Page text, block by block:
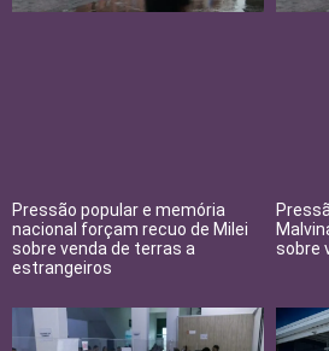
Pressão popular e memória
nacional forçam recuo de Milei
sobre venda de terras a
estrangeiros
sobre